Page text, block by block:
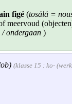
figé (tosálá =
meervoud
ondergaan )
(klasse 15 : ko-